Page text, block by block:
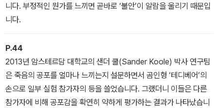
슬링에 반영해 나간 결과, 상담자 8천 명 이상이 단기간에 치유되는
니다. 부정적인 뭔가를 느끼면 곧바로 ‘불안’이 알람을 울리기 때문입
니다.
P.44
2013년 암스테르담 대학교의 샌더 쿨(Sander Koole) 박사 연구팀
은 죽음의 공포를 얼마나 느끼는지 설문하면서 곰인형 ‘테디베어’의
손으로 일부 실험 참가자의 등을 쓸었습니다. 그랬더니 이들은 다른
참가자에 비해 공포감을 확연히 약하게 평가하는 결과가 나타났습니